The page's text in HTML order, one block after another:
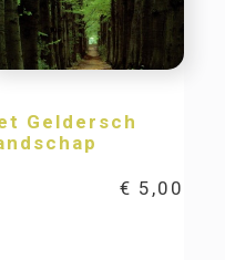
Geldersch
€ 5,00